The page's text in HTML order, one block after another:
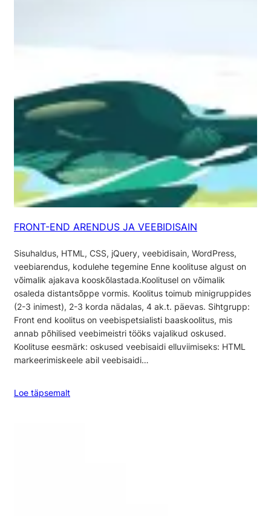
FRONT-END ARENDUS JA VEEBIDISAIN
Sisuhaldus, HTML, CSS, jQuery, veebidisain, WordPress,
veebiarendus, kodulehe tegemine Enne koolituse algust on
võimalik ajakava kooskõlastada.Koolitusel on võimalik
osaleda distantsõppe vormis. Koolitus toimub minigruppides
(2-3 inimest), 2-3 korda nädalas, 4 ak.t. päevas. Sihtgrupp:
Front end koolitus on veebispetsialisti baaskoolitus, mis
annab põhilised veebimeistri tööks vajalikud oskused.
Koolituse eesmärk: oskused veebisaidi elluviimiseks: HTML
markeerimiskeele abil veebisaidi…
Loe täpsemalt